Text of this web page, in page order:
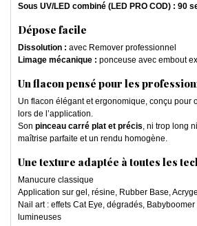
Sous UV/LED combiné (LED PRO COD) : 90
Dépose facile
Dissolution : avec Remover professionnel
Limage mécanique : ponceuse avec embout
Un flacon pensé pour les
Un flacon élégant et ergonomique, conçu pour
lors de l’application.
Son pinceau carré plat et précis, ni trop long
maîtrise parfaite et un rendu homogène.
Une texture adaptée à toutes les
Manucure classique
Application sur gel, résine, Rubber Base, Acrygel
Nail art : effets Cat Eye, dégradés,
lumineuses